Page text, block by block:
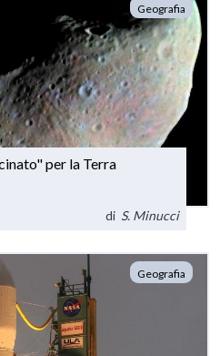
Geografia
per la Terra
di S. Minucci
Geografia